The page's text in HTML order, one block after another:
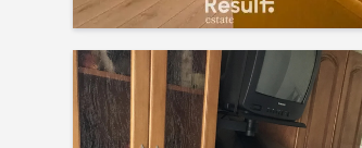
По площади: малая → большая